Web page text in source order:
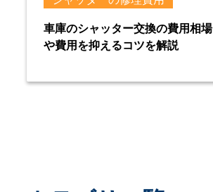
車庫のシャッター交換の費用相
や費用を抑えるコツを解説